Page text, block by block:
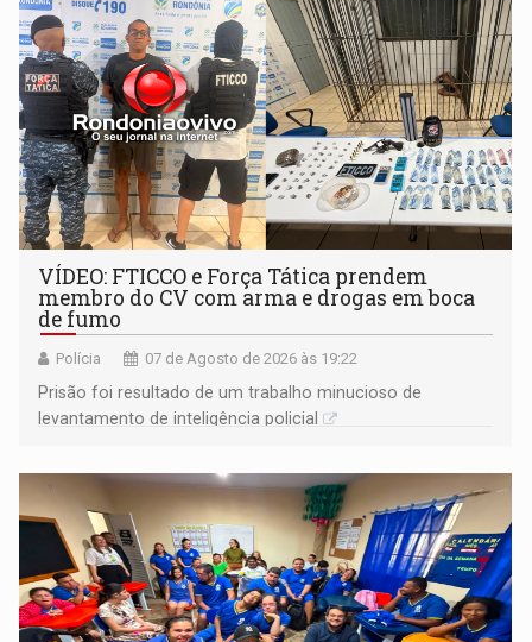
VÍDEO: FTICCO e Força Tática prendem
membro do CV com arma e drogas em boca
de fumo
Polícia 07 de Agosto de 2026 às 19:22
Prisão foi resultado de um trabalho minucioso de
levantamento de inteligência policial